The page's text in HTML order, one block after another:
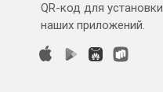
QR-код для установки
наших приложений.